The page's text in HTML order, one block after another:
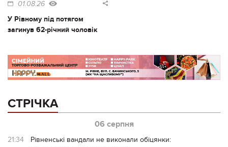
01.08.26
У Рівному під потягом
загинув 62-річний чоловік
СТРІЧКА
06 серпня
21:34
Рівненські вандали не виконали обіцянки: